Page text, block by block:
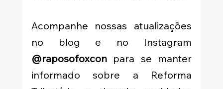
Acompanhe nossas atualizações
@raposofoxcon para se manter
informado sobre a Reforma